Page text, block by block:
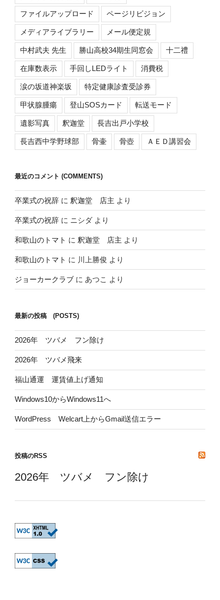
ファイルアップロード ページリビジョン
メディアライブラリー メール便定規
中村武夫 先生 勝山高校34期生同窓会 十二禮
在庫数表示 手回しLEDライト 消費税
涙の坂道神楽坂 特定健康診査受診券
甲状腺腫瘍 登山SOSカード 転送モード
遺影写真 釈迦堂 長吉出戸小学校
長吉西中学野球部 骨壷 骨壺 ＡＥＤ講習会
最近のコメント (COMMENTS)
卒業式の祝辞 に 釈迦堂 店主 より
卒業式の祝辞 に ニシダ より
和歌山のトマト に 釈迦堂 店主 より
和歌山のトマト に 川上勝俊 より
ジョーカークラブ に あつこ より
最新の投稿 (POSTS)
2026年 ツバメ フン除け
2026年 ツバメ飛来
福山通運 運賃値上げ通知
Windows10からWindows11へ
WordPress Welcart上からGmail送信エラー
投稿のRSS
2026年 ツバメ フン除け